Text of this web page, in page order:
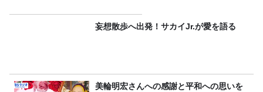
妄想散歩へ出発！サカイJr.が愛を語る
美輪明宏さんへの感謝と平和への思いを